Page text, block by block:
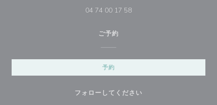
04 74 00 17 58
ご予約
予約
フォローしてください